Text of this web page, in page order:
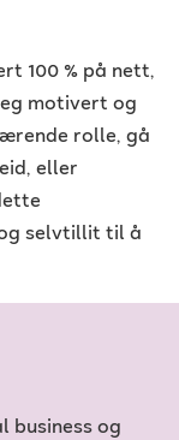
100 % på nett,
motivert og
rolle, gå
eller
selvtillit til å
business og